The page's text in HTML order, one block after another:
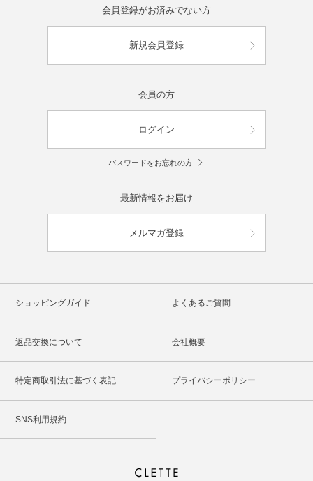
会員登録がお済みでない方
新規会員登録
会員の方
ログイン
パスワードをお忘れの方
最新情報をお届け
メルマガ登録
ショッピングガイド よくあるご質問
返品交換について 会社概要
特定商取引法に基づく表記 プライバシーポリシー
SNS利用規約